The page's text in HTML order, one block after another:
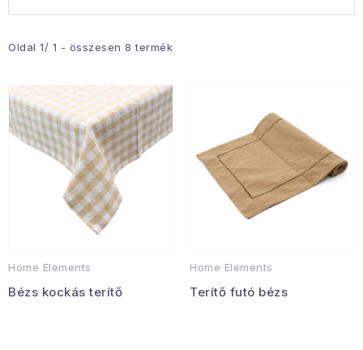
Hobbi és kert
Egészség és szépség
Sport és szabadban
Gyermekeknek
Sziasztok, hív a nyár.
Pohodából importálva - rendezés
m
k
e
k
j
a
Oldal 1/ 1 - összesen 8 termék
m
k
e
k
z
é
Home Elements
Bézs kockás terítő
Home Elements
Terítő futó bézs